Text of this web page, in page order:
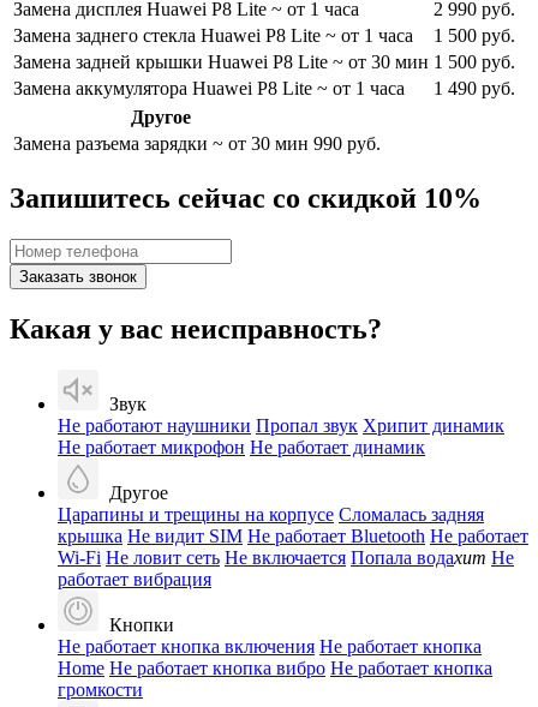
Замена дисплея Huawei P8 Lite ~ от 1 часа
2 990 руб.
Замена заднего стекла Huawei P8 Lite ~ от 1 часа
1 500 руб.
Замена задней крышки Huawei P8 Lite ~ от 30 мин 1 500 руб.
Замена аккумулятора Huawei P8 Lite ~ от 1 часа
1 490 руб.
Другое
Замена разъема зарядки ~ от 30 мин 990 руб.
Запишитесь сейчас со скидкой 10%
Заказать звонок
Какая у вас неисправность?
Звук
Не работают наушники Пропал звук Хрипит динамик
Не работает микрофон Не работает динамик
Другое
Царапины и трещины на корпусе Сломалась задняя
крышка Не видит SIM Не работает Bluetooth Не работает
Wi-Fi Не ловит сеть Не включается Попала водахит Не
работает вибрация
Кнопки
Не работает кнопка включения Не работает кнопка
Home Не работает кнопка вибро Не работает кнопка
громкости